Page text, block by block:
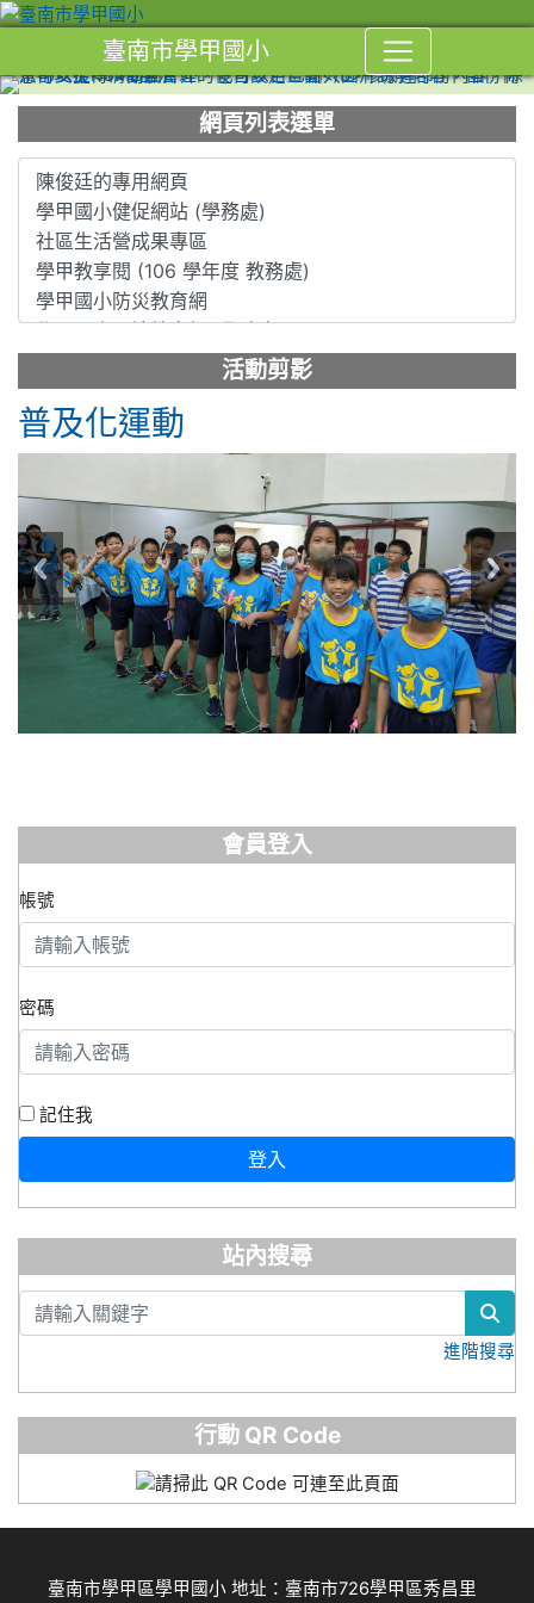
臺南市學甲國小
網頁列表選單
活動剪影
普及化運動
會員登入
帳號
密碼
記住我
登入
站內搜尋
進階搜尋
行動 QR Code
臺南市學甲區學甲國小 地址：臺南市726學甲區秀昌里